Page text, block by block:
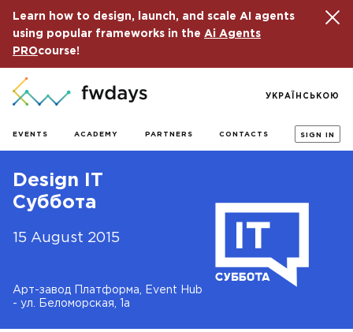
Learn how to design, launch, and scale AI agents
using popular frameworks in the Ai Agents
PROcourse!
EVENTS ACADEMY PARTNERS CONTACTS SIGN IN
УКРАЇНСЬКОЮ
Design IT
Суббота
15 August 2015
Арт-завод Платформа, Event Hub
- ул. Беломорская, 1а